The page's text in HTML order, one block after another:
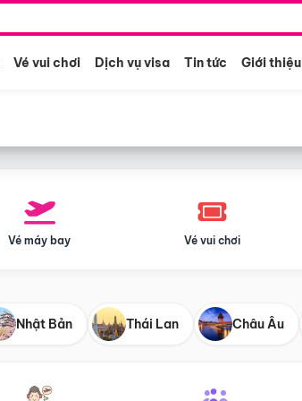
Vé vui chơi Dịch vụ visa Tin tức Giới thiệu
Vé máy bay Vé vui chơi
Nhật Bản Thái Lan Châu Âu